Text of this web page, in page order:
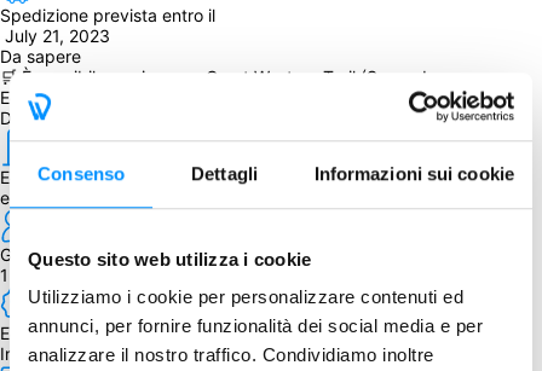
Consenso Dettagli Informazioni sui cookie
Questo sito web utilizza i cookie
Utilizziamo i cookie per personalizzare contenuti ed
annunci, per fornire funzionalità dei social media e per
analizzare il nostro traffico. Condividiamo inoltre
Spedizione prevista entro il
July 21, 2023
Da sapere
🛒 È possibile aggiungere Great Western Trail (Second
Edition) durante il processo d'acquisto.
Dettagli
Editore
eggertspiele
Giocatori
1 - 4
Edizione
Inglese